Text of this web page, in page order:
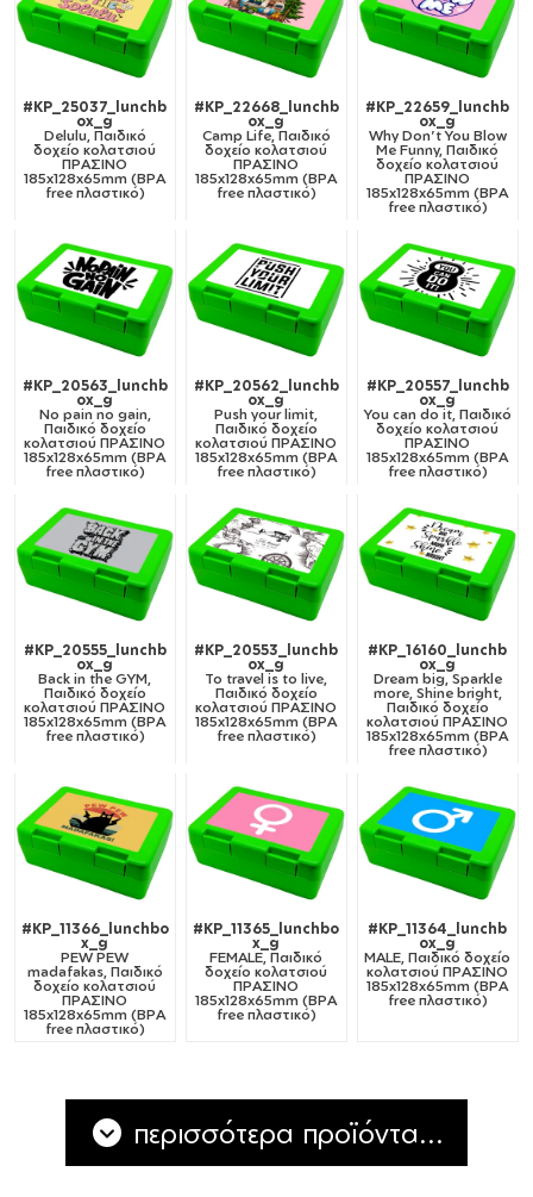
#KP_25037_lunchb
ox_g
Delulu, Παιδικό
δοχείο κολατσιού
ΠΡΑΣΙΝΟ
185x128x65mm (BPA
free πλαστικό)
#KP_22668_lunchb
ox_g
Camp Life, Παιδικό
δοχείο κολατσιού
ΠΡΑΣΙΝΟ
185x128x65mm (BPA
free πλαστικό)
#KP_22659_lunchb
ox_g
Why Don't You Blow
Me Funny, Παιδικό
δοχείο κολατσιού
ΠΡΑΣΙΝΟ
185x128x65mm (BPA
free πλαστικό)
#KP_20563_lunchb
ox_g
No pain no gain,
Παιδικό δοχείο
κολατσιού ΠΡΑΣΙΝΟ
185x128x65mm (BPA
free πλαστικό)
#KP_20562_lunchb
ox_g
Push your limit,
Παιδικό δοχείο
κολατσιού ΠΡΑΣΙΝΟ
185x128x65mm (BPA
free πλαστικό)
#KP_20557_lunchb
ox_g
You can do it, Παιδικό
δοχείο κολατσιού
ΠΡΑΣΙΝΟ
185x128x65mm (BPA
free πλαστικό)
#KP_20555_lunchb
ox_g
Back in the GYM,
Παιδικό δοχείο
κολατσιού ΠΡΑΣΙΝΟ
185x128x65mm (BPA
free πλαστικό)
#KP_20553_lunchb
ox_g
To travel is to live,
Παιδικό δοχείο
κολατσιού ΠΡΑΣΙΝΟ
185x128x65mm (BPA
free πλαστικό)
#KP_16160_lunchb
ox_g
Dream big, Sparkle
more, Shine bright,
Παιδικό δοχείο
κολατσιού ΠΡΑΣΙΝΟ
185x128x65mm (BPA
free πλαστικό)
#KP_11366_lunchbo
x_g
PEW PEW
madafakas, Παιδικό
δοχείο κολατσιού
ΠΡΑΣΙΝΟ
185x128x65mm (BPA
free πλαστικό)
#KP_11365_lunchbo
x_g
FEMALE, Παιδικό
δοχείο κολατσιού
ΠΡΑΣΙΝΟ
185x128x65mm (BPA
free πλαστικό)
#KP_11364_lunchb
ox_g
MALE, Παιδικό δοχείο
κολατσιού ΠΡΑΣΙΝΟ
185x128x65mm (BPA
free πλαστικό)
περισσότερα προϊόντα...